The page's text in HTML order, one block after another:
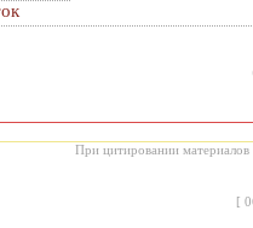
При цитировании материалов
[